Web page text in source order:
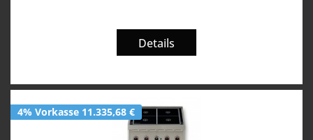
Details
4% Vorkasse 11.335,68 €